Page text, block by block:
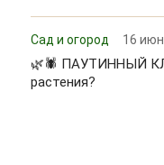
Сад и огород 16
🌿🕷 ПАУТИННЫЙ
растения?